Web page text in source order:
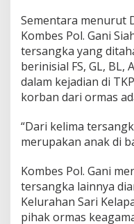
Sementara menurut
Kombes Pol. Gani
tersangka yang
berinisial FS, GL, BL,
dalam kejadian di
korban dari ormas
“Dari kelima
merupakan anak di
Kombes Pol. Gani
tersangka lainnya
Kelurahan Sari
pihak ormas